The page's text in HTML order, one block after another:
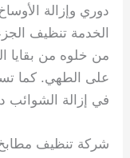
دوري وإزالة
الخدمة تنظيف
من خلوه من بقايا
على الطهي. كما
في إزالة
شركة تنظيف مطابخ